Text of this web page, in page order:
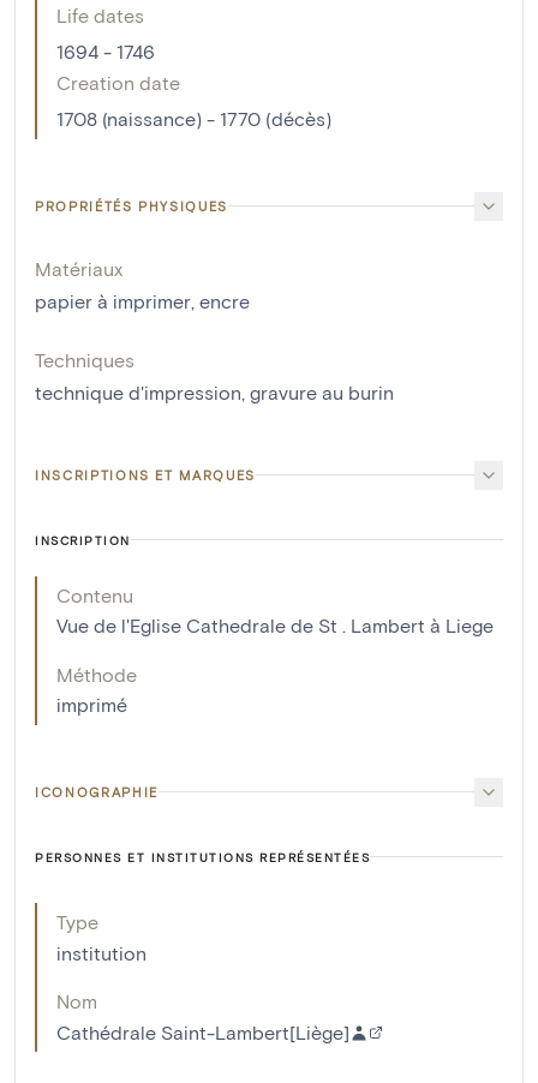
Life dates
1694 - 1746
Creation date
1708 (naissance) - 1770 (décès)
PROPRIÉTÉS PHYSIQUES
Matériaux
papier à imprimer encre
Techniques
technique d'impression gravure au burin
INSCRIPTIONS ET MARQUES
INSCRIPTION
Contenu
Vue de l'Eglise Cathedrale de St . Lambert à Liege
Méthode
imprimé
ICONOGRAPHIE
PERSONNES ET INSTITUTIONS REPRÉSENTÉES
Type
institution
Nom
Cathédrale Saint-Lambert[Liège]